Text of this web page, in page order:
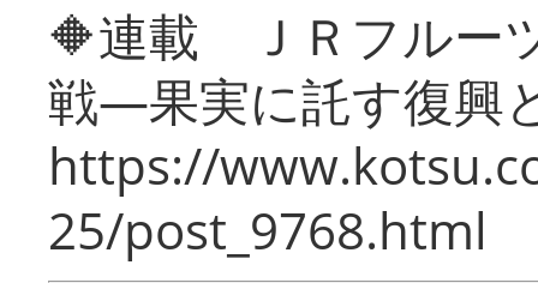
🔶連載 ＪＲフルー
戦―果実に託す復興
https://
25/post_9768.html